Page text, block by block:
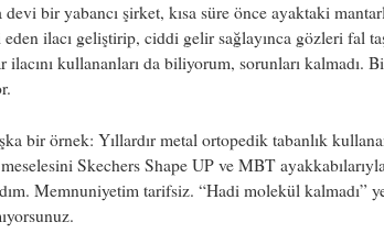
devi bir yabancı şirket, kısa süre önce ayaktaki
ilacı geliştirip, ciddi gelir sağlayınca gözleri fal
ilacını kullananları da biliyorum, sorunları kalmadı.
bir örnek: Yıllardır metal ortopedik tabanlık
meselesini Skechers Shape UP ve MBT
Memnuniyetim tarifsiz. “Hadi molekül kalmadı”